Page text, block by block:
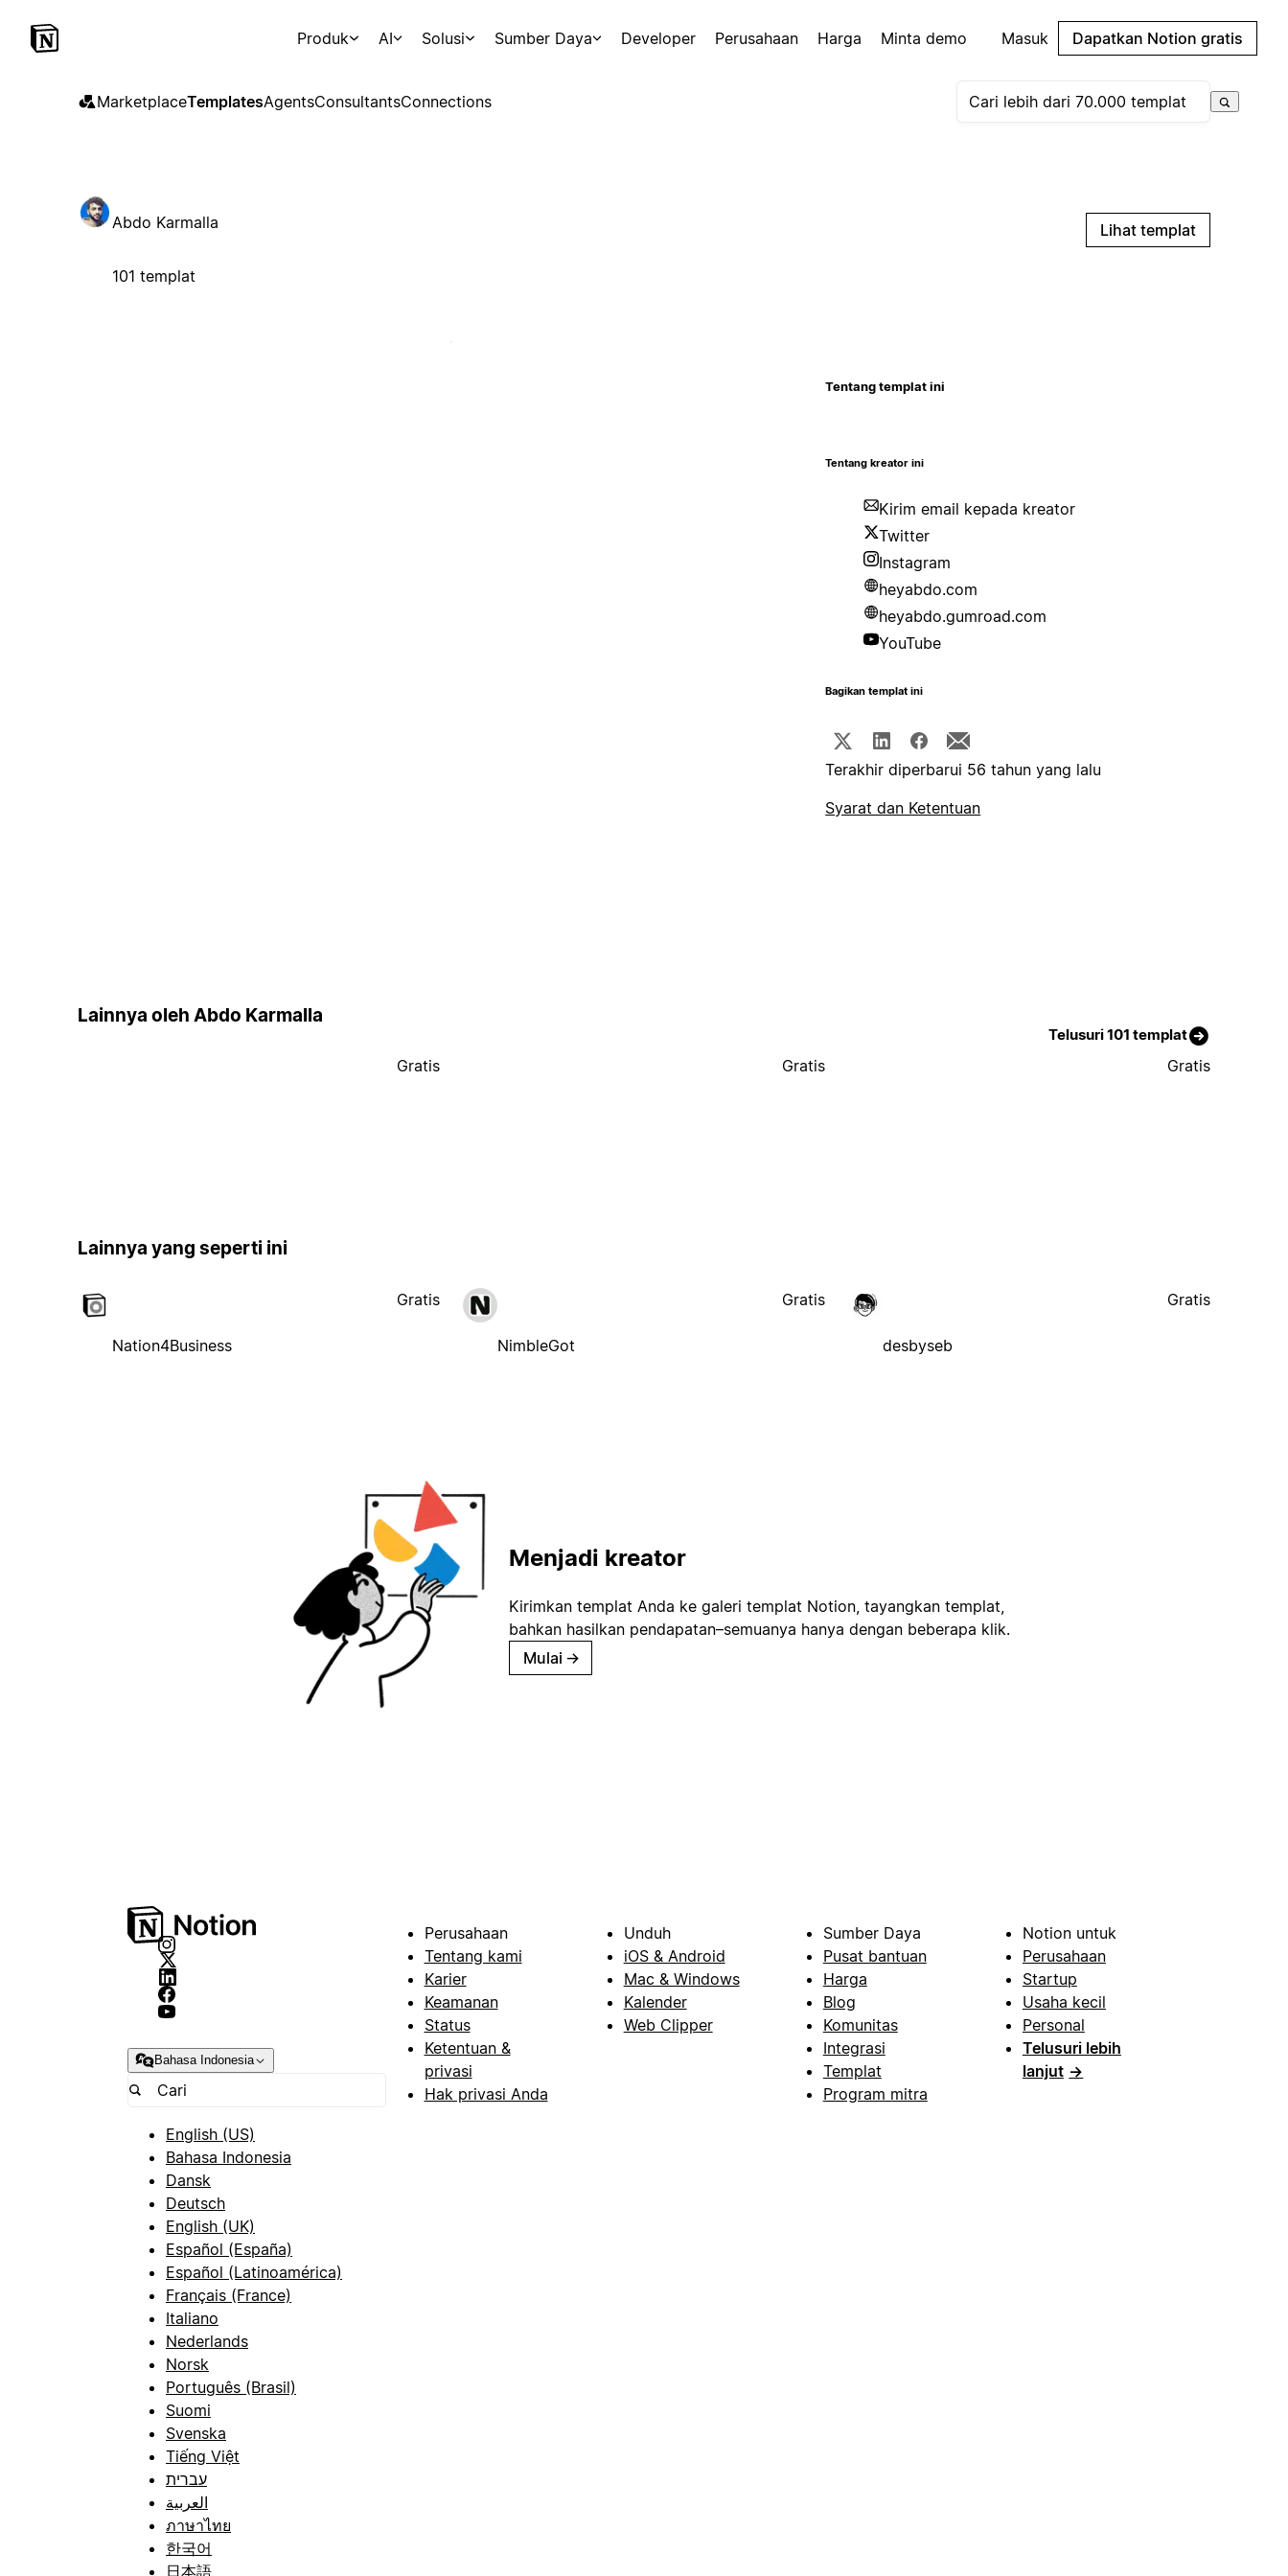
Produk AI Solusi Sumber Daya Developer Perusahaan Harga Minta demo Masuk Dapatkan Notion gratis
MarketplaceTemplatesAgentsConsultantsConnections
Abdo Karmalla
101 templat
Lihat templat
Tentang templat ini
Tentang kreator ini
Kirim email kepada kreator
Twitter
Instagram
heyabdo.com
heyabdo.gumroad.com
YouTube
Bagikan templat ini
Terakhir diperbarui 56 tahun yang lalu
Syarat dan Ketentuan
Lainnya oleh Abdo Karmalla
Telusuri 101 templat
Gratis Gratis Gratis
Lainnya yang seperti ini
Nation4Business
Gratis
NimbleGot
Gratis
desbyseb
Gratis
Menjadi kreator
Kirimkan templat Anda ke galeri templat Notion, tayangkan templat,
bahkan hasilkan pendapatan–semuanya hanya dengan beberapa klik.
Mulai →
Bahasa Indonesia
English (US)
Bahasa Indonesia
Dansk
Deutsch
English (UK)
Español (España)
Español (Latinoamérica)
Français (France)
Italiano
Nederlands
Norsk
Português (Brasil)
Suomi
Svenska
Tiếng Việt
עברית
العربية
ภาษาไทย
한국어
日本語
Perusahaan
Tentang kami
Karier
Keamanan
Status
Ketentuan &
privasi
Hak privasi Anda
Unduh
iOS & Android
Mac & Windows
Kalender
Web Clipper
Sumber Daya
Pusat bantuan
Harga
Blog
Komunitas
Integrasi
Templat
Program mitra
Notion untuk
Perusahaan
Startup
Usaha kecil
Personal
Telusuri lebih
lanjut →